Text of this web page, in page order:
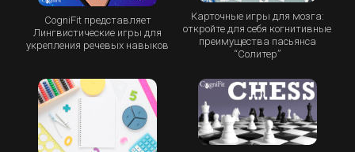
CogniFit представляет
Лингвистические игры для
укрепления речевых навыков
Карточные игры для мозга:
откройте для себя когнитивные
преимущества пасьянса
“Cолитер”